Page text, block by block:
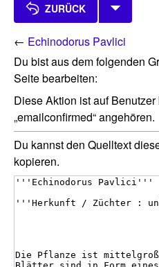
ZURÜCK
← Echinodorus Pavlici
Du bist aus dem folgenden
Seite bearbeiten:
Diese Aktion ist auf
„emailconfirmed“ angehören.
Du kannst den Quelltext
kopieren.